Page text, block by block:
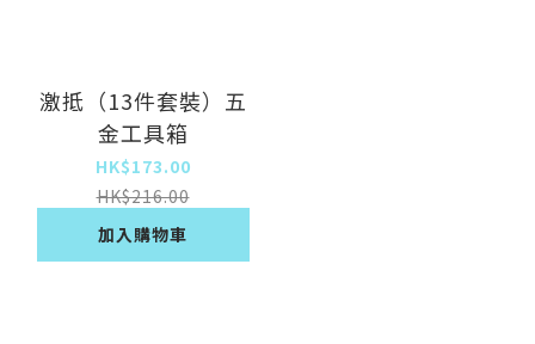
激抵（13件套裝）五
金工具箱
HK$173.00
HK$216.00
加入購物車